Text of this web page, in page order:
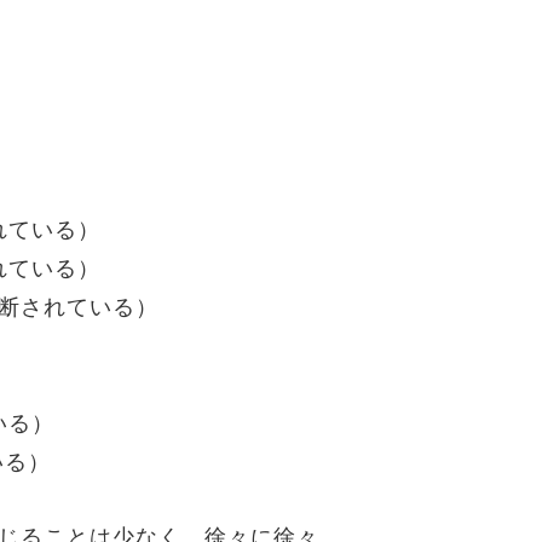
いる）
いる）
されている）
）
）
ることは少なく、徐々に徐々